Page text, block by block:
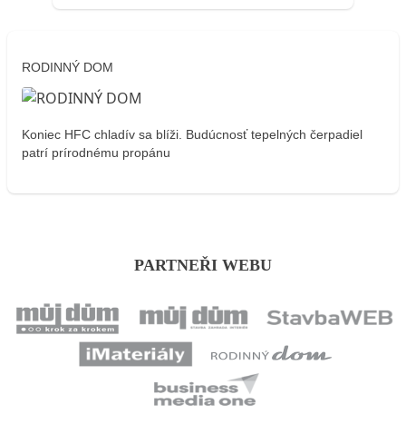
RODINNÝ DOM
Koniec HFC chladív sa blíži. Budúcnosť tepelných čerpadiel
patrí prírodnému propánu
PARTNEŘI WEBU